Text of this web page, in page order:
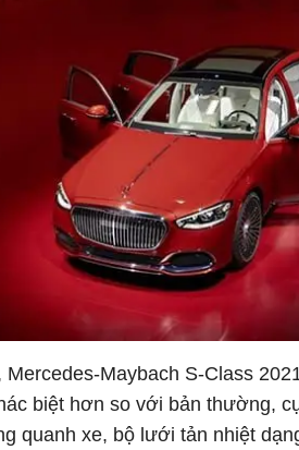
Mercedes-Maybach S-Class
biệt hơn so với bản thường,
quanh xe, bộ lưới tản nhiệt